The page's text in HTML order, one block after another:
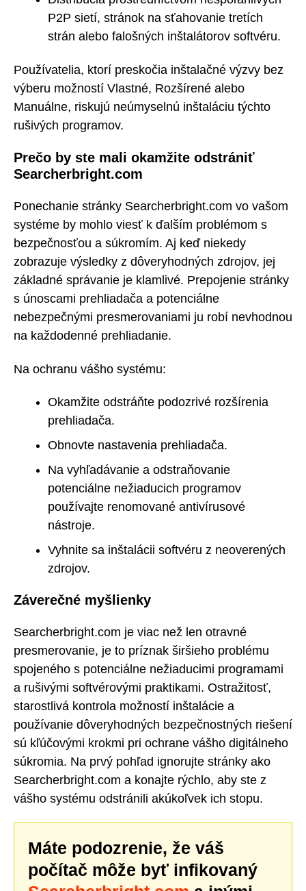
P2P sietí, stránok na sťahovanie tretích
strán alebo falošných inštalátorov softvéru.
Používatelia, ktorí preskočia inštalačné výzvy bez
výberu možností Vlastné, Rozšírené alebo
Manuálne, riskujú neúmyselnú inštaláciu týchto
rušivých programov.
Prečo by ste mali okamžite odstrániť
Searcherbright.com
Ponechanie stránky Searcherbright.com vo vašom
systéme by mohlo viesť k ďalším problémom s
bezpečnosťou a súkromím. Aj keď niekedy
zobrazuje výsledky z dôveryhodných zdrojov, jej
základné správanie je klamlivé. Prepojenie stránky
s únoscami prehliadača a potenciálne
nebezpečnými presmerovaniami ju robí nevhodnou
na každodenné prehliadanie.
Na ochranu vášho systému:
Okamžite odstráňte podozrivé rozšírenia
prehliadača.
Obnovte nastavenia prehliadača.
Na vyhľadávanie a odstraňovanie
potenciálne nežiaducich programov
používajte renomované antivírusové
nástroje.
Vyhnite sa inštalácii softvéru z neoverených
zdrojov.
Záverečné myšlienky
Searcherbright.com je viac než len otravné
presmerovanie, je to príznak širšieho problému
spojeného s potenciálne nežiaducimi programami
a rušivými softvérovými praktikami. Ostražitosť,
starostlivá kontrola možností inštalácie a
používanie dôveryhodných bezpečnostných riešení
sú kľúčovými krokmi pri ochrane vášho digitálneho
súkromia. Na prvý pohľad ignorujte stránky ako
Searcherbright.com a konajte rýchlo, aby ste z
vášho systému odstránili akúkoľvek ich stopu.
Máte podozrenie, že váš
počítač môže byť infikovaný